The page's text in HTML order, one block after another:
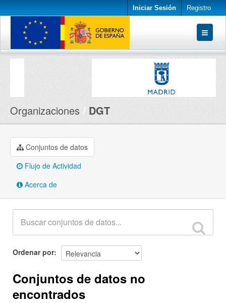
Iniciar Sesión Registro
Conjuntos de datos
Organizaciones DGT
Conjuntos de datos
Flujo de Actividad
Acerca de
Ordenar por
Conjuntos de datos no
encontrados